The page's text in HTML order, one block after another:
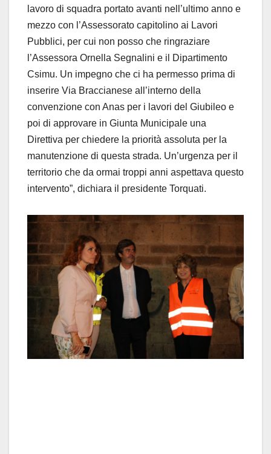
lavoro di squadra portato avanti nell’ultimo anno e
mezzo con l’Assessorato capitolino ai Lavori
Pubblici, per cui non posso che ringraziare
l’Assessora Ornella Segnalini e il Dipartimento
Csimu. Un impegno che ci ha permesso prima di
inserire Via Braccianese all’interno della
convenzione con Anas per i lavori del Giubileo e
poi di approvare in Giunta Municipale una
Direttiva per chiedere la priorità assoluta per la
manutenzione di questa strada. Un’urgenza per il
territorio che da ormai troppi anni aspettava questo
intervento”, dichiara il presidente Torquati.